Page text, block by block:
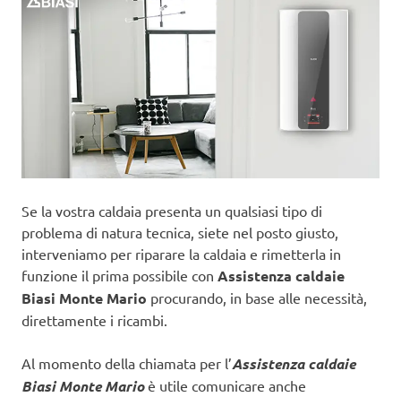
Se la vostra caldaia presenta un qualsiasi tipo di
problema di natura tecnica, siete nel posto giusto,
interveniamo per riparare la caldaia e rimetterla in
funzione il prima possibile con Assistenza caldaie
Biasi Monte Mario procurando, in base alle necessità,
direttamente i ricambi.
Al momento della chiamata per l’Assistenza caldaie
Biasi Monte Marioè utile comunicare anche